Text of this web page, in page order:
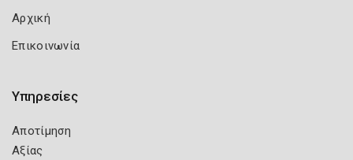
Αρχική
Επικοινωνία
Υπηρεσίες
Αποτίμηση
Αξίας